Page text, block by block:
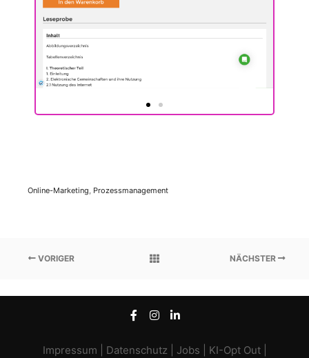
Online-Marketing Prozessmanagement
VORIGER NÄCHSTER
Impressum Datenschutz| Jobs KI-Opt Out|